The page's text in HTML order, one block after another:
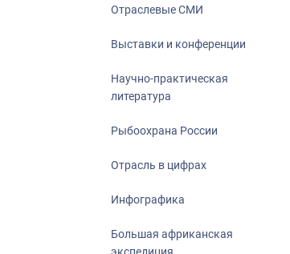
Отраслевые СМИ
Выставки и конференции
Научно-практическая
литература
Рыбоохрана России
Отрасль в цифрах
Инфографика
Большая африканская
экспедиция